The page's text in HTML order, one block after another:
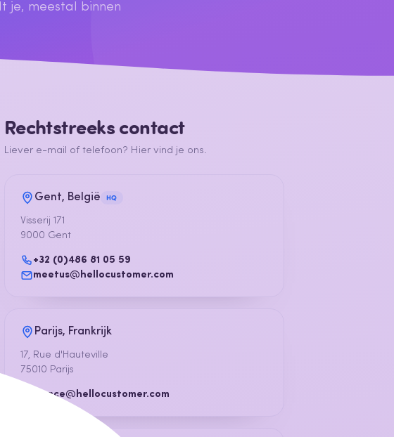
je, meestal binnen
Rechtstreeks contact
Liever e-mail of telefoon? Hier vind je ons.
Gent, België HQ
Visserij 171
9000 Gent
+32 (0)486 81 05 59
meetus@hellocustomer.com
Parijs, Frankrijk
17, Rue d'Hauteville
75010 Parijs
france@hellocustomer.com